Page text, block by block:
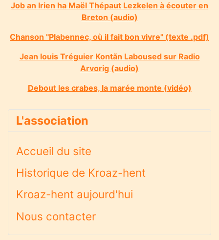
L'association
Accueil du site
Historique de Kroaz-hent
Kroaz-hent aujourd'hui
Nous contacter
Job an Irien ha Maël Thépaut Lezkelen à écouter en
Breton (audio)
Chanson "Plabennec, où il fait bon vivre" (texte .pdf)
Jean louis Tréguier Kontãn Laboused sur Radio
Arvorig (audio)
Debout les crabes, la marée monte (vidéo)